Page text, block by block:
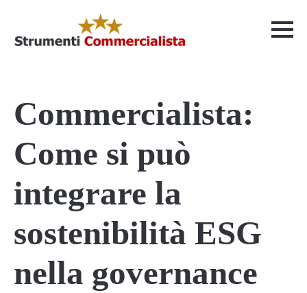
Commercialista:
Come si può
integrare la
sostenibilità ESG
nella governance